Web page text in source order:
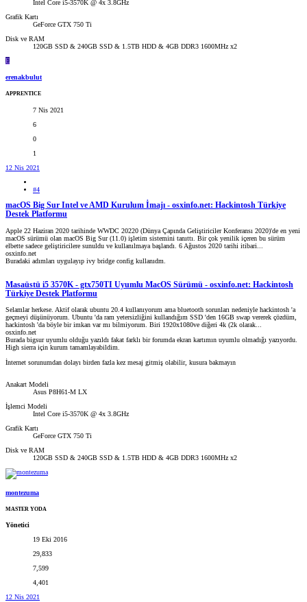
Intel Core i5-3570K @ 4x 3.8GHz
Grafik Kartı
GeForce GTX 750 Ti
Disk ve RAM
120GB SSD & 240GB SSD & 1.5TB HDD & 4GB DDR3 1600MHz x2
E
erenakbulut
APPRENTICE
7 Nis 2021
6
0
1
12 Nis 2021
#4
macOS Big Sur Intel ve AMD Kurulum İmajı - osxinfo.net: Hackintosh Türkiye
Destek Platformu
Apple 22 Haziran 2020 tarihinde WWDC 20220 (Dünya Çapında Geliştiriciler Konferansı 2020)'de en yeni
macOS sürümü olan macOS Big Sur (11.0) işletim sistemini tanıttı. Bir çok yenilik içeren bu sürüm
elbette sadece geliştiricilere sunuldu ve kullanılmaya başlandı. 6 Ağustos 2020 tarihi itibari...
osxinfo.net
Buradaki adımları uygulayıp ivy bridge config kullanıdm.
Masaüstü i5 3570K - gtx750TI Uyumlu MacOS Sürümü - osxinfo.net: Hackintosh
Türkiye Destek Platformu
Selamlar herkese. Aktif olarak ubuntu 20.4 kullanıyorum ama bluetooth sorunları nedeniyle hackintosh 'a
geçmeyi düşünüyorum. Ubuntu 'da ram yetersizliğini kullandığım SSD 'den 16GB swap vererek çözdüm,
hackintosh 'da böyle bir imkan var mı bilmiyorum. Biri 1920x1080ve diğeri 4k (2k olarak...
osxinfo.net
Burada bigsur uyumlu olduğu yazıldı fakat farklı bir forumda ekran kartımın uyumlu olmadığı yazıyordu.
High sierra için kurum tamamlayabildim.
İnternet sorunumdan dolayı birden fazla kez mesaj gitmiş olabilir, kusura bakmayın
Anakart Modeli
Asus P8H61-M LX
İşlemci Modeli
Intel Core i5-3570K @ 4x 3.8GHz
Grafik Kartı
GeForce GTX 750 Ti
Disk ve RAM
120GB SSD & 240GB SSD & 1.5TB HDD & 4GB DDR3 1600MHz x2
montezuma
MASTER YODA
Yönetici
19 Eki 2016
29,833
7,599
4,401
12 Nis 2021